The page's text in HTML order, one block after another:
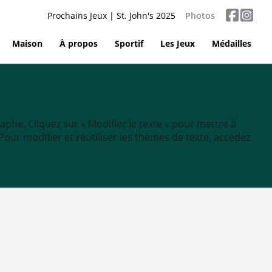
Prochains Jeux | St. John's 2025 Photos
Maison À propos Sportif Les Jeux Médailles
Cliquez sur « Modifier le texte » pour mettre à
modifier et réutiliser les thèmes de texte, accédez